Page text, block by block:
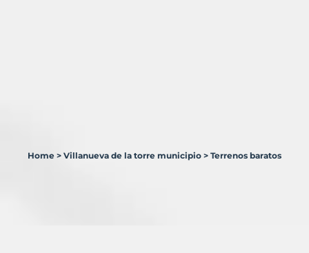
Home > Villanueva de la torre municipio > Terrenos baratos